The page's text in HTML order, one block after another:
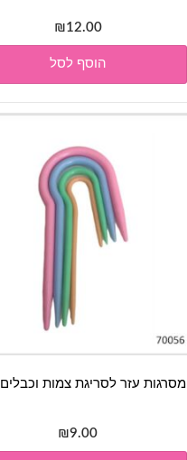
₪12.00
הוסף לסל
מסרגות עזר לסריגת צמות וכבלים 4 יח'
₪9.00